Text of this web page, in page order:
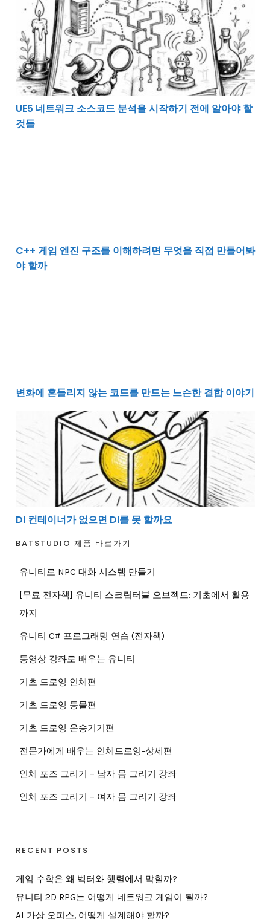
UE5 네트워크 소스코드 분석을 시작하기 전에 알아야 할
UE5 네트워크 소스코드 분석을 시작하기 전에 알아야 할
것들
C++ 게임 엔진 구조를 이해하려면 무엇을 직접 만들어봐
야 할까
변화에 흔들리지 않는 코드를 만드는 느슨한 결합 이야기
DI 컨테이너가 없으면 DI를 못 할까요
DI 컨테이너가 없으면 DI를 못 할까요
BATSTUDIO 제품 바로가기
유니티로 NPC 대화 시스템 만들기
[무료 전자책] 유니티 스크립터블 오브젝트: 기초에서 활용
까지
유니티 C# 프로그래밍 연습 (전자책)
동영상 강좌로 배우는 유니티
기초 드로잉 인체편
기초 드로잉 동물편
기초 드로잉 운송기기편
전문가에게 배우는 인체드로잉-상세편
인체 포즈 그리기 – 남자 몸 그리기 강좌
인체 포즈 그리기 – 여자 몸 그리기 강좌
RECENT POSTS
게임 수학은 왜 벡터와 행렬에서 막힐까?
유니티 2D RPG는 어떻게 네트워크 게임이 될까?
AI 가상 오피스, 어떻게 설계해야 할까?